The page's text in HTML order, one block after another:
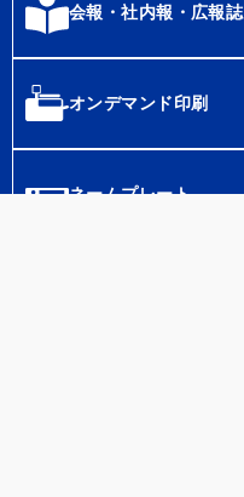
会報・社内報・広報誌
オンデマンド印刷
ネームプレート